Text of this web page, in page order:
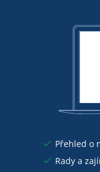
Přehled o
Rady a